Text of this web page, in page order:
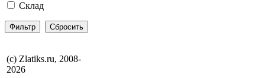
Склад
(с) Zlatiks.ru, 2008-
2026